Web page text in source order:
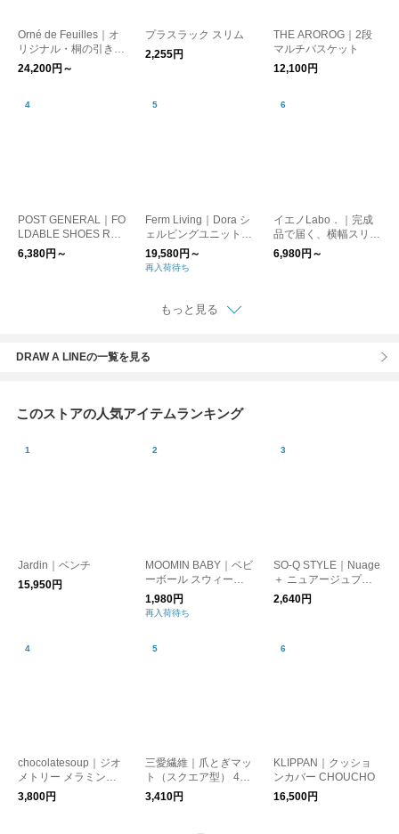
Orné de Feuilles｜オ
リジナル・桐の引き出
し
24,200円～
プラスラック スリム
2,255円
THE AROROG｜2段
マルチバスケット
12,100円
POST GENERAL｜FO
LDABLE SHOES RAC
K フォルダブル シュ
ーズラック/オープン
6,380円～
Ferm Living｜Dora シ
ェルビングユニット
シェルフ/棚 日本正
規販売店品【お取り寄
せ】
19,580円～
再入荷待ち
イエノLabo．｜完成
品で届く、横幅スリム
な収納シェルフ
6,980円～
もっと見る
DRAW A LINEの一覧を見る
このストアの人気アイテムランキング
Jardin｜ベンチ
15,950円
MOOMIN BABY｜ベビ
ーボール スウィート
ドリーム
1,980円
再入荷待ち
SO-Q STYLE｜Nuage
＋ ニュアージュプラ
ス ディスペンサー 48
0ml
2,640円
chocolatesoup｜ジオ
メトリー メラミンテ
ーブルウエアセット
食器セット【出産祝
3,800円
三愛繊維｜爪とぎマッ
ト（スクエア型） 47×
60cm
3,410円
KLIPPAN｜クッショ
ンカバー CHOUCHO
16,500円